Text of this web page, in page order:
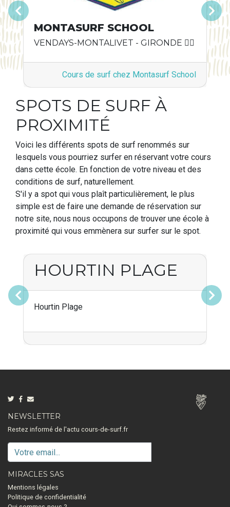
MONTASURF SCHOOL
VENDAYS-MONTALIVET - GIRONDE 🏄🏿
Cours de surf chez Montasurf School
Suivant
SPOTS DE SURF À
PROXIMITÉ
Voici les différents spots de surf renommés sur
lesquels vous pourriez surfer en réservant votre cours
dans cette école. En fonction de votre niveau et des
conditions de surf, naturellement.
S'il y a spot qui vous plaît particulièrement, le plus
simple est de faire une demande de réservation sur
notre site, nous nous occupons de trouver une école à
proximité qui vous emmènera sur surfer sur le spot.
HOURTIN PLAGE
Hourtin Plage
Suivant
NEWSLETTER
Restez informé de l'actu cours-de-surf.fr
MIRACLES SAS
Mentions légales
Politique de confidentialité